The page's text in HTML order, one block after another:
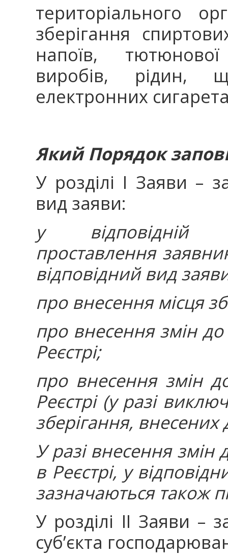
територіального
зберігання
напоїв,
виробів, рідин,
електронних
Який Порядок
У розділі I Заяви –
вид заяви:
у відповідній
проставлення
відповідний вид
про внесення місця
про внесення змін
Реєстрі;
про внесення змін
Реєстрі (у разі
зберігання, внесених
У разі внесення змін
в Реєстрі, у
зазначаються також
У розділі ІI Заяви –
суб’єкта